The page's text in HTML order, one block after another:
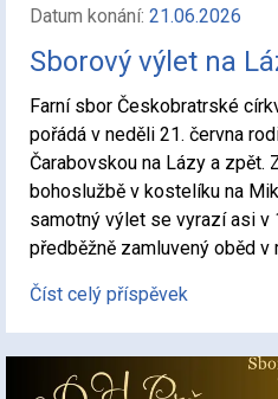
Datum konání: 21.06.2026
Sborový výlet na
Farní sbor Českobratrské
pořádá v neděli 21. června
Čarabovskou na Lázy a zpět.
bohoslužbě v kostelíku na
samotný výlet se vyrazí asi v
předběžně zamluvený oběd v
Číst celý příspěvek